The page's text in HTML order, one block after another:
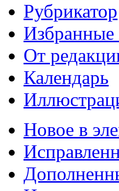
Рубрикатор
Избранные
От
Календарь
Новое в